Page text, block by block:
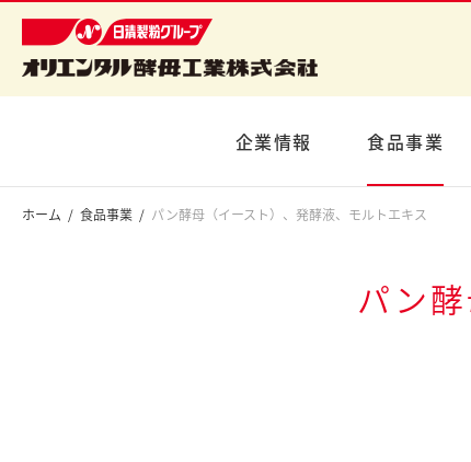
企業情報 食品事業
ホーム 食品事業 パン酵母（イースト）、発酵液、モルトエキス
パン